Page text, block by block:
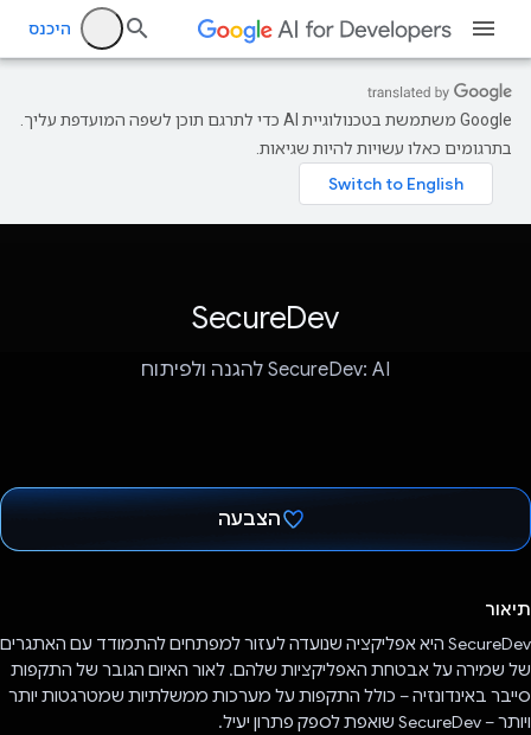
היכנס
‫Google משתמשת בטכנולוגיית AI כדי לתרגם תוכן לשפה המועדפת עליך.
בתרגומים כאלו עשויות להיות שגיאות.
SecureDev
SecureDev: AI להגנה ולפיתוח
הצבעה
תיאור
SecureDev היא אפליקציה שנועדה לעזור למפתחים להתמודד עם האתגרים
של שמירה על אבטחת האפליקציות שלהם. לאור האיום הגובר של התקפות
סייבר באינדונזיה – כולל התקפות על מערכות ממשלתיות שמטרגטות יותר
ויותר – SecureDev שואפת לספק פתרון יעיל.